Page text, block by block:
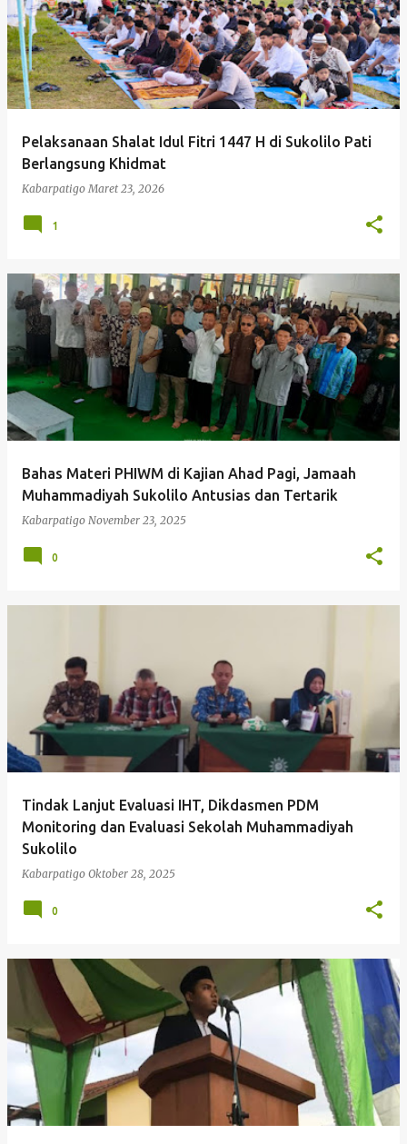
Pelaksanaan Shalat Idul Fitri 1447 H di Sukolilo Pati
Berlangsung Khidmat
Kabarpatigo Maret 23, 2026
1
Bahas Materi PHIWM di Kajian Ahad Pagi, Jamaah
Muhammadiyah Sukolilo Antusias dan Tertarik
Kabarpatigo November 23, 2025
0
Tindak Lanjut Evaluasi IHT, Dikdasmen PDM
Monitoring dan Evaluasi Sekolah Muhammadiyah
Sukolilo
Kabarpatigo Oktober 28, 2025
0